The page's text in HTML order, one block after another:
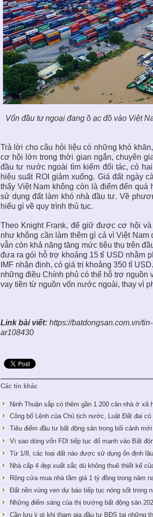
Vốn đầu tư ngoại đang ồ ạc đồ vào Việt
Trả lời cho câu hỏi liệu có những khó
cơ hội lớn trong thời gian ngắn, chuyên
đầu tư nước ngoài tìm kiếm đối tác, có
hiệu suất ROI giảm xuống. Giá đất ngày
thấy Việt Nam không còn là điểm đến
sử dụng đất làm khó nhà đầu tư. Về
hiểu gì về quy trình thủ tục.
Theo Knight Frank, để giữ được cơ hội
như không cần làm thêm gì cả vì Việt Nam
vẫn còn khả năng tăng mức tiêu thụ trên
đưa ra gói hỗ trợ khoảng 15 tỉ USD nhằm
IMF nhận định, có giá trị khoảng 350 tỉ
những điều Chính phủ có thể hỗ trợ
vay tiền từ nguồn vốn nước ngoài, thay vì
Link bài viết:https://batdongsan.com.vn/
ar108430
Các tin khác
Ninh Thuận sắp có thêm gần 1.200 căn nhà ở xã
Công bố Lệnh của Chủ tịch nước, Luật Đất đai
Tiêu điểm đầu tư bất động sản trong bối cảnh mới
Vì sao dòng vốn FDI tiếp tục đổ mạnh vào Bất
Từ 1/8, các loại đất nào được sử dụng ổn định
Nhà cấp 4 đẹp xuất sắc dù không thuê thiết kế
Rộng cửa mua nhà tầm giá 1 tỷ đồng trong năm
Đất nền vùng ven dự báo tiếp tục nóng sốt trong
Những điểm sáng của thị trường bất động sản
Cần lưu ý gì khi tham gia đầu tư BĐS tại những